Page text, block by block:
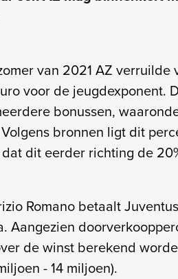
van 2021 AZ
voor de jeugdexponent.
bonussen,
bronnen ligt dit
dit eerder richting de
Romano betaalt
Aangezien
de winst berekend
- 14 miljoen).